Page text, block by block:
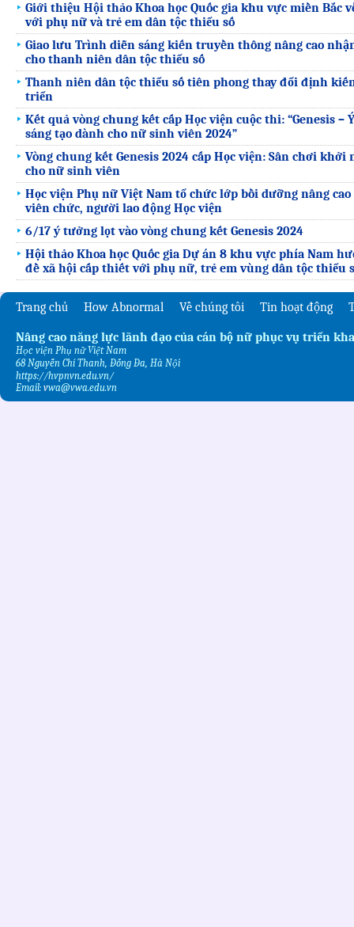
Giới thiệu Hội thảo Khoa học Quốc gia khu vực miền Bắc
với phụ nữ và trẻ em dân tộc thiểu số
Giao lưu Trình diễn sáng kiến truyền thông nâng cao
cho thanh niên dân tộc thiểu số
Thanh niên dân tộc thiểu số tiên phong thay đổi định
triển
Kết quả vòng chung kết cấp Học viện cuộc thi: “Genesis –
sáng tạo dành cho nữ sinh viên 2024”
Vòng chung kết Genesis 2024 cấp Học viện: Sân chơi khởi
cho nữ sinh viên
Học viện Phụ nữ Việt Nam tổ chức lớp bồi dưỡng nâng
viên chức, người lao động Học viện
6/17 ý tưởng lọt vào vòng chung kết Genesis 2024
Hội thảo Khoa học Quốc gia Dự án 8 khu vực phía Nam
đề xã hội cấp thiết với phụ nữ, trẻ em vùng dân tộc thiểu
Trang chủ How Abnormal Về chúng tôi Tin hoạt động
Nâng cao năng lực lãnh đạo của cán bộ nữ phục vụ triển
Học viện Phụ nữ Việt Nam
68 Nguyễn Chí Thanh, Đống Đa, Hà Nội
https://hvpnvn.edu.vn/
Email: vwa@vwa.edu.vn